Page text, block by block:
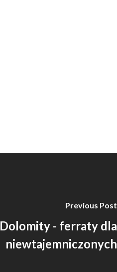
Previous Post
Dolomity - ferraty dla
niewtajemniczonych